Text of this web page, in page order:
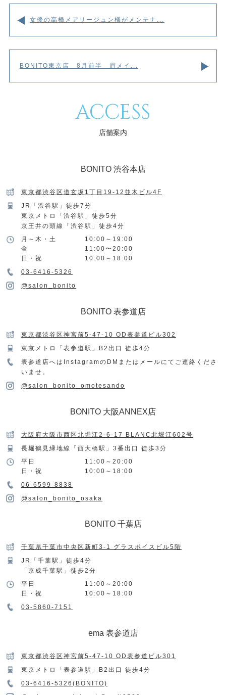
女優の高橋メアリージュン様がメンテナ...
BONITO東京店 8月前半 眉メイ...
ACCESS
店舗案内
BONITO 渋谷本店
東京都渋谷区道玄坂1丁目19-12並木ビル4F
JR「渋谷駅」徒歩7分
東京メトロ「渋谷駅」徒歩5分
京王井の頭線「渋谷駅」徒歩4分
月～木・土
10:00～19:00
金
11:00〜20:00
日・祝
10:00～18:00
03-6416-5326
@salon_bonito
BONITO 表参道店
東京都渋谷区神宮前5-47-10 OD表参道ビル302
東京メトロ「表参道駅」B2出口 徒歩4分
表参道店へはInstagramのDMまたはメールにてご連絡くださ
いませ。
@salon_bonito_omotesando
BONITO 大阪ANNEX店
大阪府大阪市西区北堀江2-6-17 BLANC北堀江602号
長堀鶴見緑地線「西大橋駅」3番出口 徒歩3分
平日
11:00～20:00
日・祝
10:00～18:00
06-6599-8838
@salon_bonito_osaka
BONITO 千葉店
千葉県千葉市中央区新町3-1 グラスボイスビル5階
JR「千葉駅」徒歩4分
「京成千葉駅」徒歩2分
平日
11:00～20:00
日・祝
10:00～18:00
03-5860-7151
ema 表参道店
東京都渋谷区神宮前5-47-10 OD表参道ビル301
東京メトロ「表参道駅」B2出口 徒歩4分
03-6416-5326(BONITO)